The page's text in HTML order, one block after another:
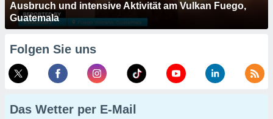
Ausbruch und intensive Aktivität am Vulkan Fuego,
Guatemala
Folgen Sie uns
Das Wetter per E-Mail